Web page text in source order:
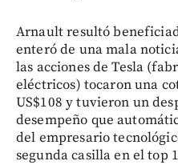
Arnault resultó
enteró de una mala
las acciones de Tesla
eléctricos) tocaron una
US$108 y tuvieron un
desempeño que
del empresario
segunda casilla en el top